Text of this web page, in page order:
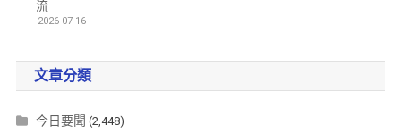
流
2026-07-16
文章分類
今日要聞 (2,448)